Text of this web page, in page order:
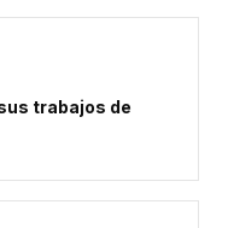
trabajos de